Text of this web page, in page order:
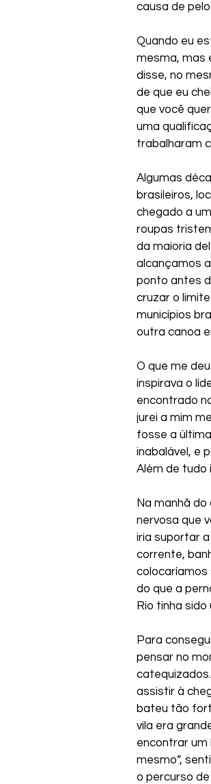
causa de
Quando eu
mesma, mas
disse, no
de que eu
que você
uma
trabalharam
Algumas
brasileiros,
chegado a
roupas
da maioria
alcançamos
ponto antes
cruzar o
municípios
outra canoa
O que me
inspirava o
encontrado
jurei a mim
fosse a
inabalável, e
Além de tudo
Na manhã
nervosa que
iria suportar
corrente,
colocaríamos
do que a
Rio tinha
Para
pensar no
assistir à
bateu tão
vila era
encontrar um
mesmo”,
o percurso de